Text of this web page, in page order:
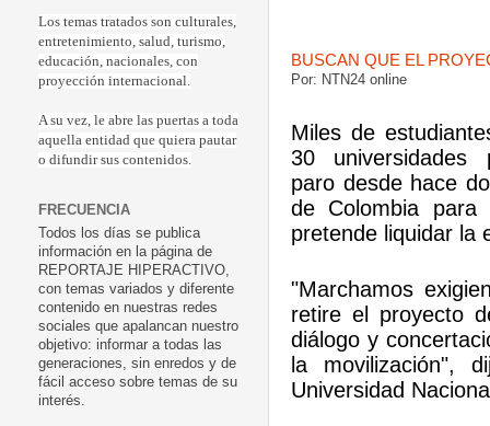
BUSCAN QUE EL
Por: NTN24 online
Miles de
30 universidades
paro desde hace
de Colombia
pretende liquidar la
"Marchamos
retire el proyecto
diálogo y
la movilización",
Universidad
Los temas tratados son culturales,
entretenimiento, salud, turismo,
educación, nacionales, con
proyección internacional.
A su vez, le abre las puertas a toda
aquella entidad que quiera pautar
o difundir sus contenidos.
FRECUENCIA
Todos los días se publica
información en la página de
REPORTAJE HIPERACTIVO,
con temas variados y diferente
contenido en nuestras redes
sociales que apalancan nuestro
objetivo: informar a todas las
generaciones, sin enredos y de
fácil acceso sobre temas de su
interés.